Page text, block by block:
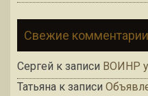
Свежие комментарии
Сергей к записи ВОИНР
Татьяна к записи